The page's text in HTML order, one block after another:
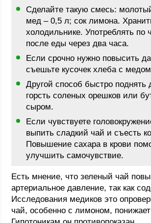
Сделайте такую смесь:
мед – 0,5 л; сок лимона.
холодильнике. Употреблять по
после еды через два часа.
Если срочно нужно повысить
съешьте кусочек хлеба с
Другой способ быстро поднять
горсть соленых орешков или
сыром.
Если чувствуете
выпить сладкий чай и съесть
Повышение сахара в крови
улучшить самочувствие.
Есть мнение, что зеленый чай
артериальное давление, так как
Исследования медиков это
чай, особенно с лимоном,